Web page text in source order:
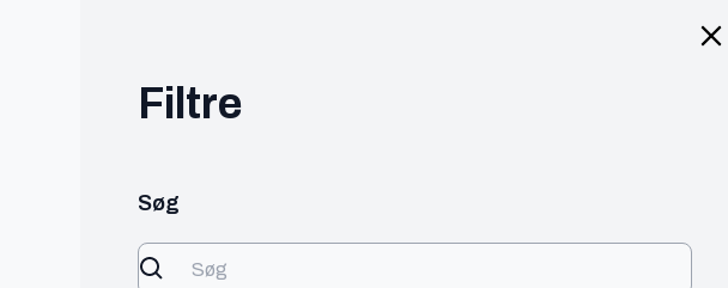
Filtre
Søg
300 - 450 kr./t
Se profil
Online
300 -
Digital
inden for